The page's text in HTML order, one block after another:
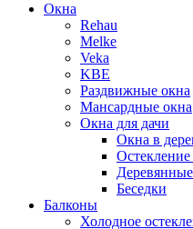
Окна
Rehau
Melke
Veka
KBE
Раздвижные окна
Мансардные окна
Окна для дачи
Окна в
Беседки
Балконы
Холодное